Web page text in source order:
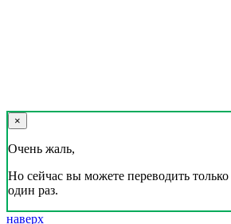
×
Очень жаль,
Но сейчас вы можете переводить только
один раз.
наверх